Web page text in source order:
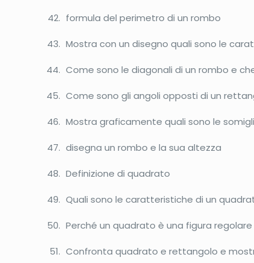
formula del perimetro di un rombo
Mostra con un disegno quali sono le
Come sono le diagonali di un rombo e
Come sono gli angoli opposti di un
Mostra graficamente quali sono le
disegna un rombo e la sua altezza
Definizione di quadrato
Quali sono le caratteristiche di un
Perché un quadrato è una figura regolare
Confronta quadrato e rettangolo e